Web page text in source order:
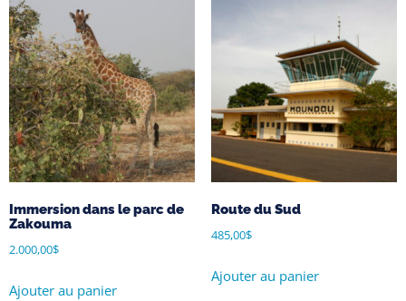
Immersion dans le parc de
Zakouma
2.000,00$
Ajouter au panier
Route du Sud
485,00$
Ajouter au panier